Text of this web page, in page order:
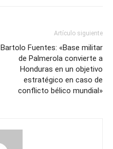
Artículo siguiente
Bartolo Fuentes: «Base militar
de Palmerola convierte a
Honduras en un objetivo
estratégico en caso de
conflicto bélico mundial»